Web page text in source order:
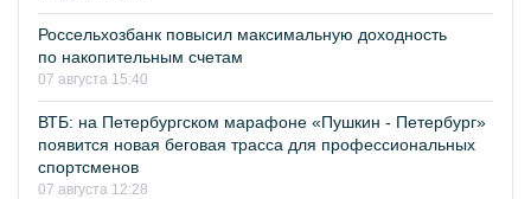
Россельхозбанк повысил максимальную доходность
по накопительным счетам
07 августа 15:40
ВТБ: на Петербургском марафоне «Пушкин - Петербург»
появится новая беговая трасса для профессиональных
спортсменов
07 августа 12:28